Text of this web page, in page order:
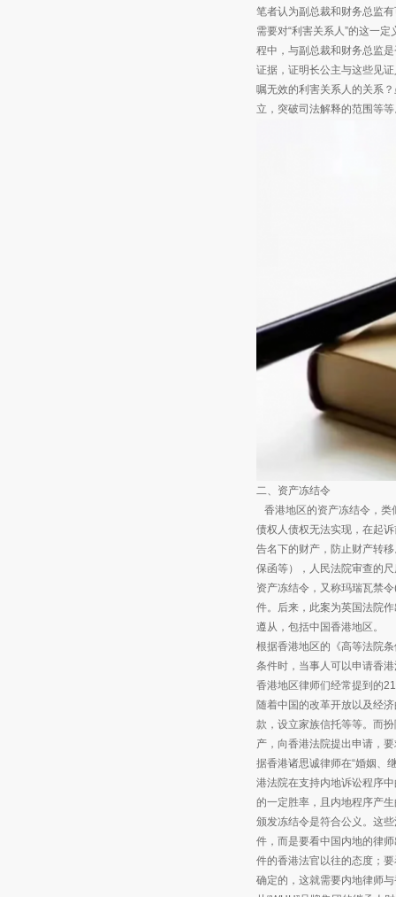
笔者认为副总裁和财务总监
需要对“利害关系人”的这一
程中，与副总裁和财务总监
证据，证明长公主与这些见
嘱无效的利害关系人的关系
立，突破司法解释的范围等
二、资产冻结令
香港地区的资产冻结令，类
债权人债权无法实现，在起
告名下的财产，防止财产转
保函等），人民法院审查的
资产冻结令，又称玛瑞瓦禁
件。后来，此案为英国法院
遵从，包括中国香港地区。
根据香港地区的《高等法院
条件时，当事人可以申请香
香港地区律师们经常提到的
随着中国的改革开放以及经
款，设立家族信托等等。而
产，向香港法院提出申请，
据香港诸思诚律师在“婚姻、
港法院在支持内地诉讼程序
的一定胜率，且内地程序产
颁发冻结令是符合公义。这
件，而是要看中国内地的律
件的香港法官以往的态度；
确定的，这就需要内地律师